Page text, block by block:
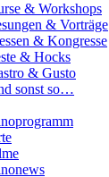
& Workshops
& Vorträge
& Kongresse
& Hocks
& Gusto
sonst so…